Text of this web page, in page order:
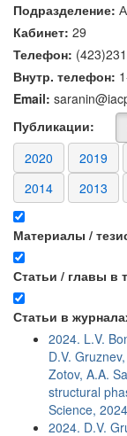
Подразделение:
Кабинет: 29
Телефон:
Внутр. телефон:
Email:
Публикации:
2020
2019
2014
2013
Материалы /
Статьи / главы в
Статьи в
2024. L.V.
D.V.
Zotov, A.A.
structural
Science,
2024. D.V.